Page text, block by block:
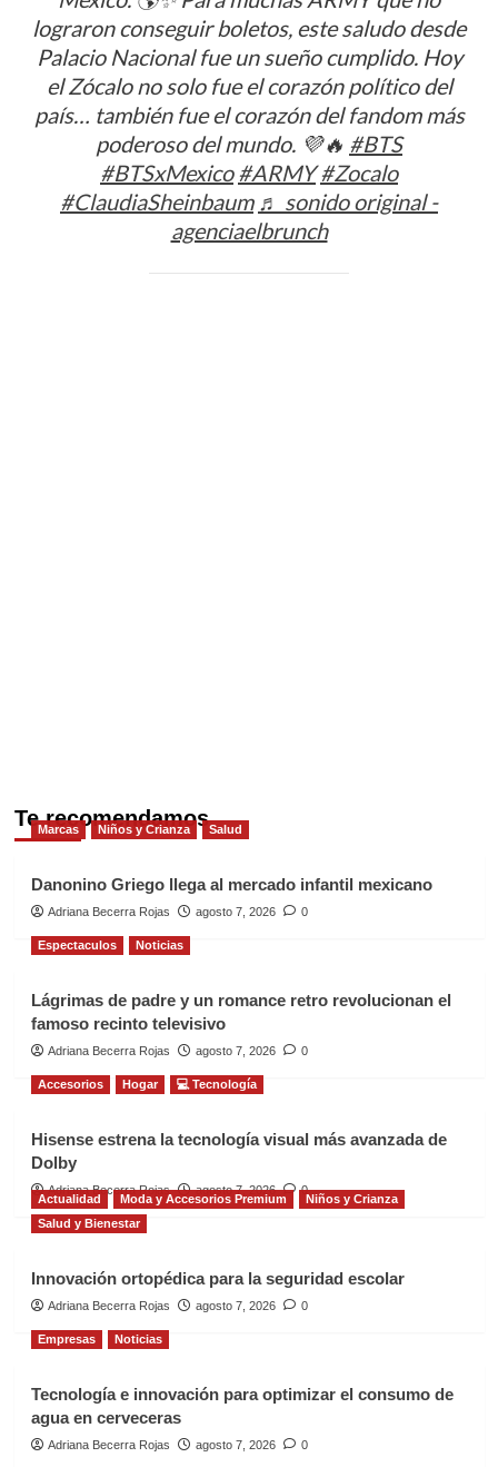
lograron conseguir boletos, este saludo desde
Palacio Nacional fue un sueño cumplido. Hoy
el Zócalo no solo fue el corazón político del
país… también fue el corazón del fandom más
poderoso del mundo. 💜🔥 #BTS
#BTSxMexico #ARMY #Zocalo
#ClaudiaSheinbaum ♬ sonido original -
agenciaelbrunch
Te recomendamos
Marcas Niños y Crianza Salud
Danonino Griego llega al mercado infantil mexicano
Adriana Becerra Rojas agosto 7, 2026 0
Espectaculos Noticias
Lágrimas de padre y un romance retro revolucionan el
famoso recinto televisivo
Adriana Becerra Rojas agosto 7, 2026 0
Accesorios Hogar 💻 Tecnología
Hisense estrena la tecnología visual más avanzada de
Dolby
Adriana Becerra Rojas agosto 7, 2026 0
Actualidad Moda y Accesorios Premium
Niños y Crianza
Salud y Bienestar
Innovación ortopédica para la seguridad escolar
Adriana Becerra Rojas agosto 7, 2026 0
Empresas Noticias
Tecnología e innovación para optimizar el consumo de
agua en cerveceras
Adriana Becerra Rojas agosto 7, 2026 0